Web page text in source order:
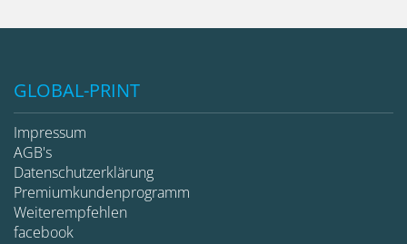
GLOBAL-PRINT
Impressum
AGB's
Datenschutzerklärung
Premiumkundenprogramm
Weiterempfehlen
facebook